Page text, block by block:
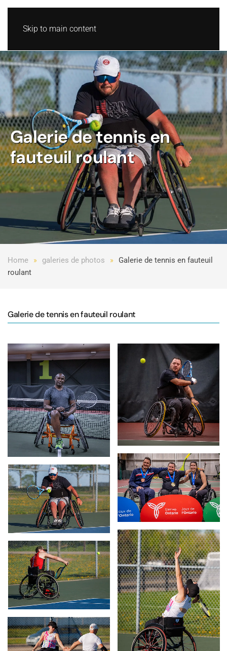
Skip to main content
Galerie de tennis en
fauteuil roulant
Home galeries de photos
Galerie de tennis en fauteuil
roulant
Galerie de tennis en fauteuil roulant